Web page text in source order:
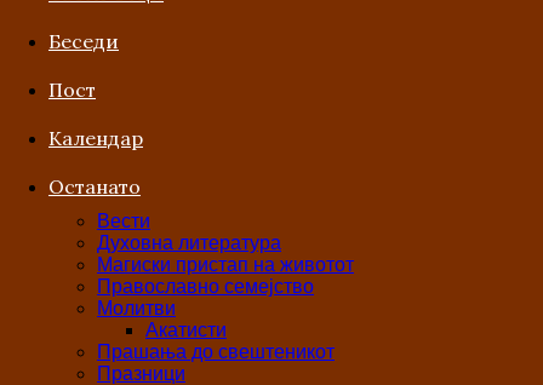
Беседи
Пост
Kалендар
Останато
Вести
Духовна литература
Магиски пристап на животот
Православно семејство
Молитви
Акатисти
Прашања до свештеникот
Празници